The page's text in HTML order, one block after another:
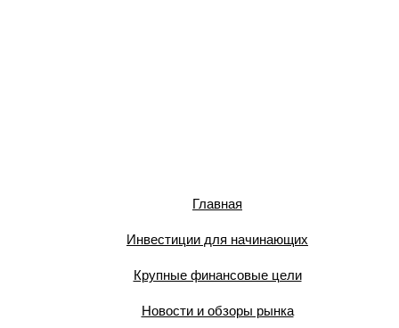
Главная
Инвестиции для начинающих
Крупные финансовые цели
Новости и обзоры рынка